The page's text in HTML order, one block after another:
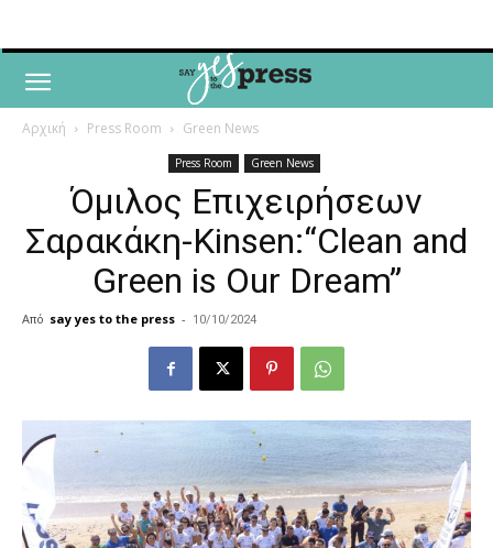
Αρχική Press Room Green News
Press Room Green News
Όμιλος Επιχειρήσεων
Σαρακάκη-Kinsen:“Clean and
Green is Our Dream”
Από say yes to the press - 10/10/2024